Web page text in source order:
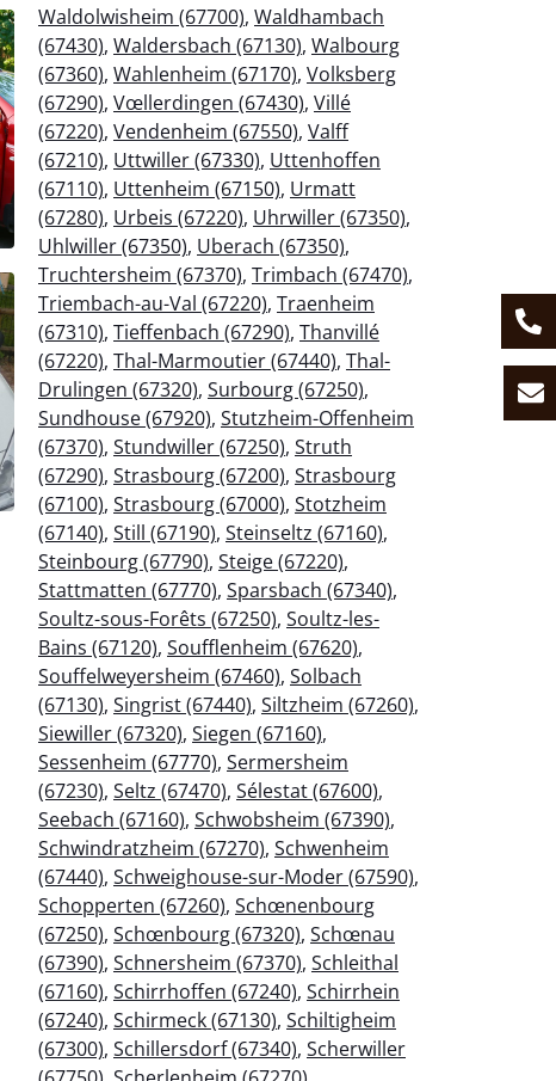
Waldolwisheim (67700), Waldhambach
(67430), Waldersbach (67130), Walbourg
(67360), Wahlenheim (67170), Volksberg
(67290), Vœllerdingen (67430), Villé
(67220), Vendenheim (67550), Valff
(67210), Uttwiller (67330), Uttenhoffen
(67110), Uttenheim (67150), Urmatt
(67280), Urbeis (67220), Uhrwiller (67350),
Uhlwiller (67350), Uberach (67350),
Truchtersheim (67370), Trimbach (67470),
Triembach-au-Val (67220), Traenheim
(67310), Tieffenbach (67290), Thanvillé
(67220), Thal-Marmoutier (67440), Thal-
Drulingen (67320), Surbourg (67250),
Sundhouse (67920), Stutzheim-Offenheim
(67370), Stundwiller (67250), Struth
(67290), Strasbourg (67200), Strasbourg
(67100), Strasbourg (67000), Stotzheim
(67140), Still (67190), Steinseltz (67160),
Steinbourg (67790), Steige (67220),
Stattmatten (67770), Sparsbach (67340),
Soultz-sous-Forêts (67250), Soultz-les-
Bains (67120), Soufflenheim (67620),
Souffelweyersheim (67460), Solbach
(67130), Singrist (67440), Siltzheim (67260),
Siewiller (67320), Siegen (67160),
Sessenheim (67770), Sermersheim
(67230), Seltz (67470), Sélestat (67600),
Seebach (67160), Schwobsheim (67390),
Schwindratzheim (67270), Schwenheim
(67440), Schweighouse-sur-Moder (67590),
Schopperten (67260), Schœnenbourg
(67250), Schœnbourg (67320), Schœnau
(67390), Schnersheim (67370), Schleithal
(67160), Schirrhoffen (67240), Schirrhein
(67240), Schirmeck (67130), Schiltigheim
(67300), Schillersdorf (67340), Scherwiller